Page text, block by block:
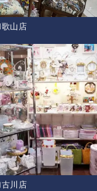
山店
川店